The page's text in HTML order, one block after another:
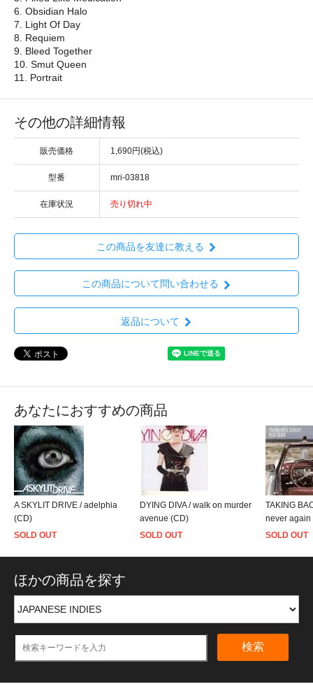
6. Obsidian Halo
7. Light Of Day
8. Requiem
9. Bleed Together
10. Smut Queen
11. Portrait
その他の詳細情報
販売価格 1,690円(税込)
型番 mri-03818
在庫状況 売り切れ中
この商品を友達に教える
この商品について問い合わせる
返品について
あなたにおすすめの商品
A SKYLIT DRIVE / adelphia
(CD)
SOLD OUT
DYING DIVA / walk on murder
avenue (CD)
SOLD OUT
TAKING
never again
SOLD OUT
ほかの商品を探す
検索